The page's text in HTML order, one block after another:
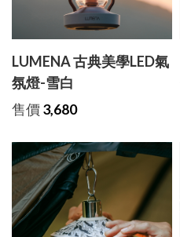
LUMENA 古典美學LED氣
氛燈-雪白
售價 3,680